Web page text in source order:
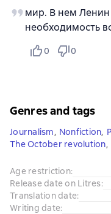
мир. В нем Ленин
необходимость
0 0
Genres and tags
Journalism, Nonfiction,
The October revolution,
Age restriction:
Release date on Litres:
Translation date:
Writing date: